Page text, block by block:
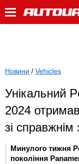
Новини / Vehicles
Унікальний
2024
зі справжнім
Минулого тижня
покоління